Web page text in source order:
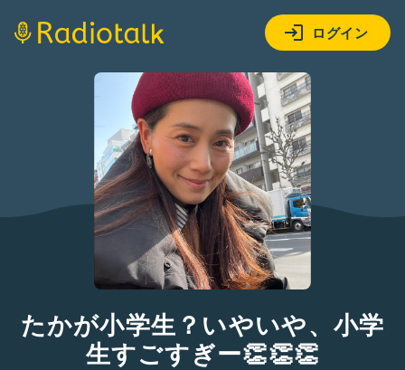
ログイン
たかが小学生？いやいや、小学
生すごすぎー👏👏👏